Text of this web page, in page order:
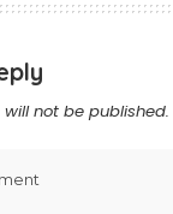
not be published.